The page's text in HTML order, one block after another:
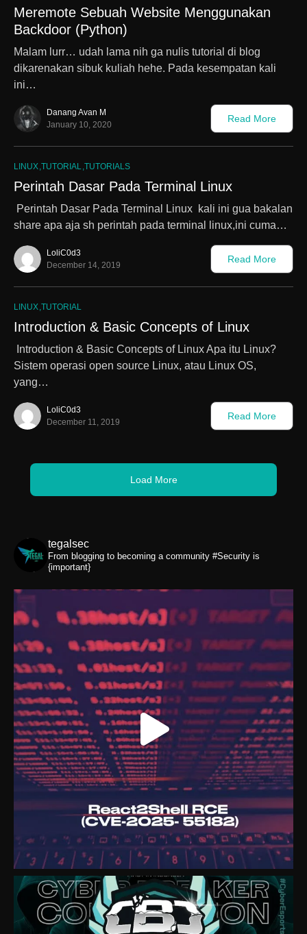
Meremote Sebuah Website Menggunakan
Backdoor (Python)
Malam lurr… udah lama nih ga nulis tutorial di blog
dikarenakan sibuk kuliah hehe. Pada kesempatan kali
ini…
Danang Avan M
January 10, 2020
Read More
LINUX TUTORIAL TUTORIALS
Perintah Dasar Pada Terminal Linux
Perintah Dasar Pada Terminal Linux kali ini gua bakalan
share apa aja sh perintah pada terminal linux,ini cuma…
LoliC0d3
December 14, 2019
Read More
LINUX TUTORIAL
Introduction & Basic Concepts of Linux
Introduction & Basic Concepts of Linux Apa itu Linux?
Sistem operasi open source Linux, atau Linux OS,
yang…
LoliC0d3
December 11, 2019
Read More
Load More
tegalsec
From blogging to becoming a community #Security is
{important}